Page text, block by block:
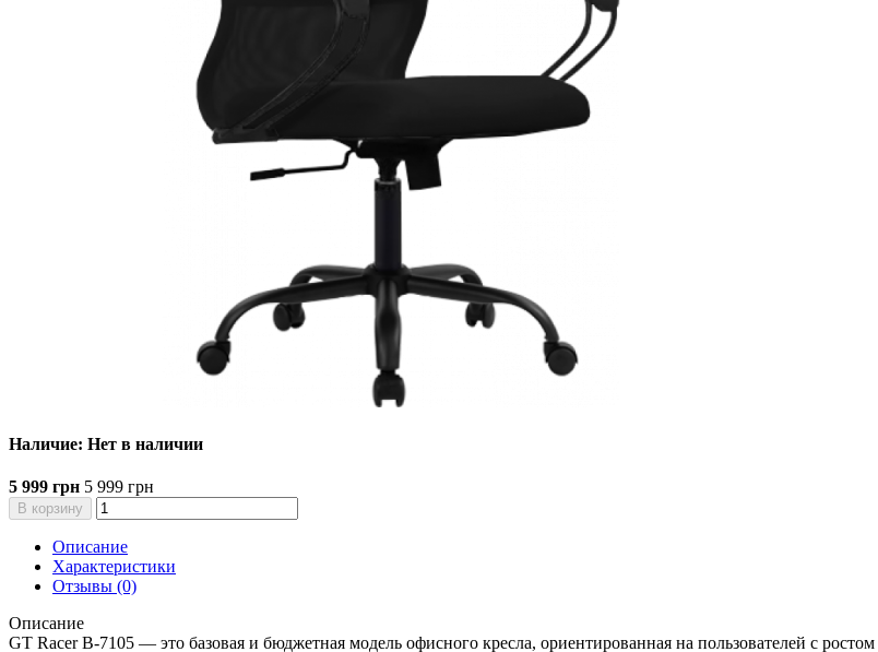
Наличие: Нет в наличии
5 999 грн 5 999 грн
В корзину
Описание
Характеристики
Отзывы (0)
Описание
GT Racer B-7105 — это базовая и бюджетная модель офисного кресла, ориентированная на пользователей с